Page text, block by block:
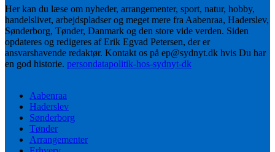
Her kan du læse om nyheder, arrangementer, sport, natur, hobby,
handelslivet, arbejdspladser og meget mere fra Aabenraa, Haderslev,
Sønderborg, Tønder, Danmark og den store vide verden. Siden
opdateres og redigeres af Erik Egvad Petersen, der er
ansvarshavende redaktør. Kontakt os på ep@sydnyt.dk hvis Du har
en god historie. persondatapolitik-hos-sydnyt-dk
Aabenraa
Haderslev
Sønderborg
Tønder
Arrangementer